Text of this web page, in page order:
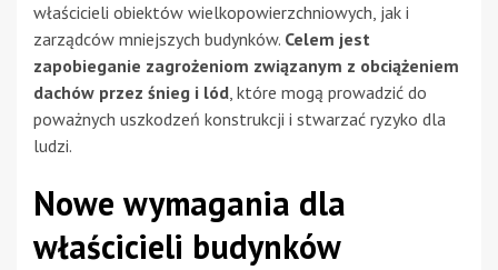
właścicieli obiektów wielkopowierzchniowych, jak i
zarządców mniejszych budynków. Celem jest
zapobieganie zagrożeniom związanym z obciążeniem
dachów przez śnieg i lód, które mogą prowadzić do
poważnych uszkodzeń konstrukcji i stwarzać ryzyko dla
ludzi.
Nowe wymagania dla
właścicieli budynków